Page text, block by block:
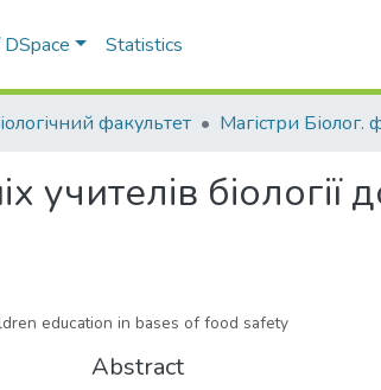
Statistics
факультет Магістри Біолог.
учителів
education in bases of food safety
Abstract